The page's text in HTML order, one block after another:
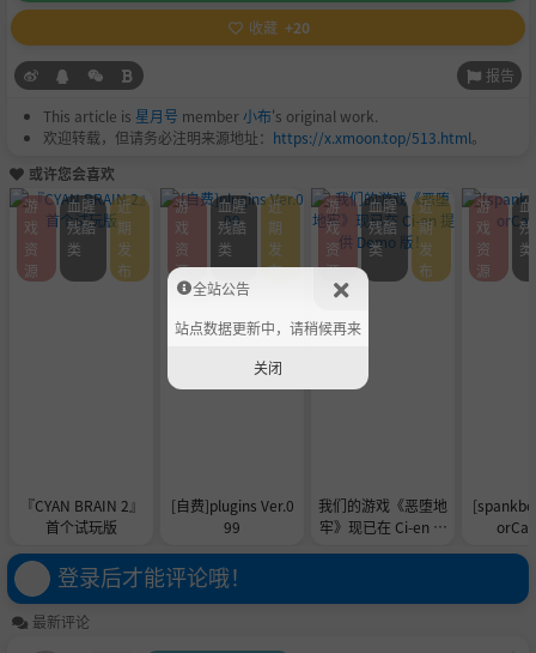
收藏 +20
报告
This article is 星月号 member小布's original work.
欢迎转载，但请务必注明来源地址： https://x.xmoon.top/513.html。
或许您会喜欢
『CYAN BRAIN 2』
首个试玩版
游
戏
资
源
血腥
残酷
类
近
期
发
布
[自费]plugins Ver.0
99
游
戏
资
源
血腥
残酷
类
近
期
发
布
我们的游戏《恶堕地
牢》现已在 Ci-en 提
游
戏
资
源
血腥
残酷
类
近
期
发
布
游
戏
资
源
类
登录后才能评论哦！
最新评论
全站公告
站点数据更新中，请稍候再来
关闭